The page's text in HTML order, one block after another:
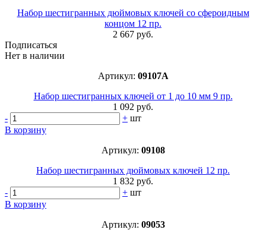
Набор шестигранных дюймовых ключей со сфероидным
концом 12 пр.
2 667 руб.
Подписаться
Нет в наличии
Артикул: 09107A
Набор шестигранных ключей от 1 до 10 мм 9 пр.
1 092 руб.
-
+ шт
В корзину
Артикул: 09108
Набор шестигранных дюймовых ключей 12 пр.
1 832 руб.
-
+ шт
В корзину
Артикул: 09053